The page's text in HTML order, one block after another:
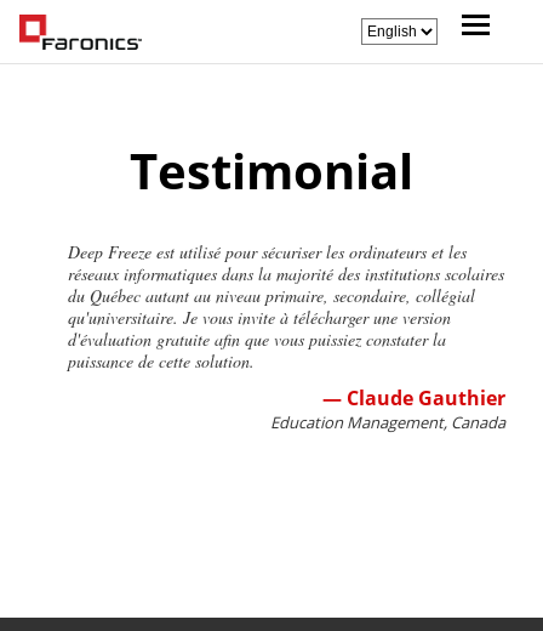
Testimonial
Deep Freeze est utilisé pour sécuriser les ordinateurs et les
réseaux informatiques dans la majorité des institutions scolaires
du Québec autant au niveau primaire, secondaire, collégial
qu'universitaire. Je vous invite à télécharger une version
d'évaluation gratuite afin que vous puissiez constater la
puissance de cette solution.
— Claude Gauthier
Education Management, Canada